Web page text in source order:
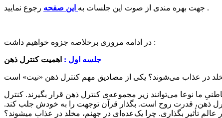
جهت بهره مندی از صوت این جلسات به این صفحه رجوع نمایید .
در ادامه مروری برخلاصه جزوه خواهیم داشت :
جلسه اول : اهمیت کنترل ذهن
ما نوعا می‌توانند زیر مجموعه‌ی کنترل ذهن قرار بگیرند. کنترل
ذهن، قدرت روح است. بگذار قرآن توجهت را به خودش جلب کند.
تأثیر بگذاری. چرا یک‌عده‌ای در جهنم، مخلد در عذاب میشوند؟